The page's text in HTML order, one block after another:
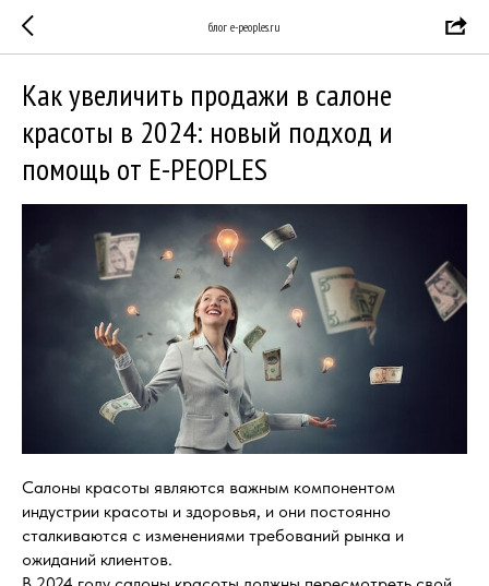
блог e-peoples.ru
Как увеличить продажи в салоне
красоты в 2024: новый подход и
помощь от E-PEOPLES
Салоны красоты являются важным компонентом
индустрии красоты и здоровья, и они постоянно
сталкиваются с изменениями требований рынка и
ожиданий клиентов.